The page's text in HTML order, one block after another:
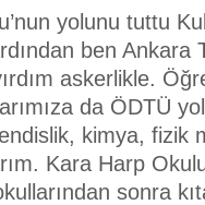
yolunu tuttu
ben Ankara
askerlikle.
da ÖDTÜ
kimya, fizik
Kara Harp
sonra